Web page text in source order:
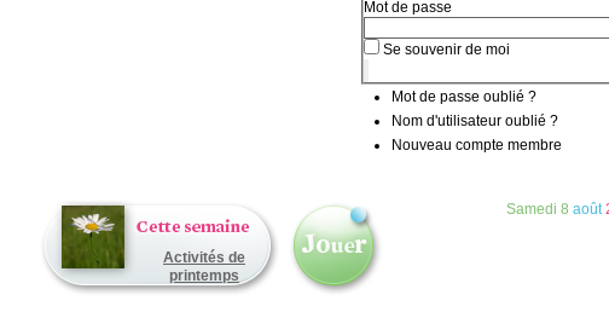
Mot de passe
Se souvenir de moi
Mot de passe oublié ?
Nom d'utilisateur oublié ?
Nouveau compte membre
Activités de
printemps
Samedi 8 août